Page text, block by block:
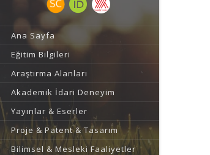
Ana Sayfa
Eğitim Bilgileri
Araştırma Alanları
Akademik İdari Deneyim
Yayınlar & Eserler
Proje & Patent & Tasarım
Bilimsel & Mesleki Faaliyetler